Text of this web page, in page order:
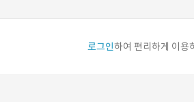
로그인하여 편리하게 이용